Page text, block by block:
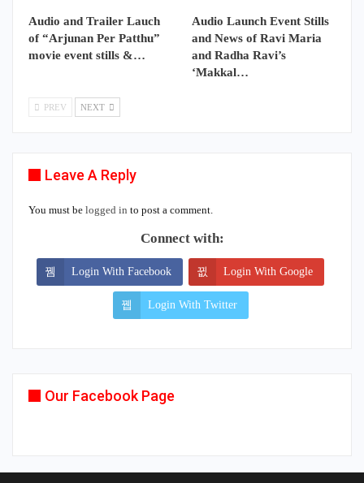
Audio and Trailer Lauch
of “Arjunan Per Patthu”
movie event stills &…
Audio Launch Event Stills
and News of Ravi Maria
and Radha Ravi’s
‘Makkal…
PREV NEXT
Leave A Reply
You must be logged in to post a comment.
Connect with:
Login With Facebook Login With Google
Login With Twitter
Our Facebook Page